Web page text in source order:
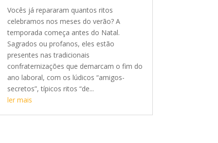
Vocês já repararam quantos ritos
celebramos nos meses do verão? A
temporada começa antes do Natal.
Sagrados ou profanos, eles estão
presentes nas tradicionais
confraternizações que demarcam o fim do
ano laboral, com os lúdicos “amigos-
secretos”, típicos ritos “de...
ler mais